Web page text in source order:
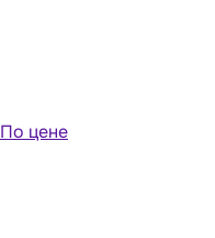
По цене